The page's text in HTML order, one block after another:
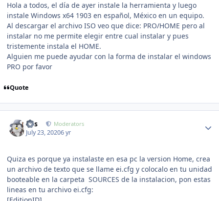
Hola a todos, el día de ayer instale la herramienta y luego
instale Windows x64 1903 en español, México en un equipo.
Al descargar el archivo ISO veo que dice: PRO/HOME pero al
instalar no me permite elegir entre cual instalar y pues
tristemente instala el HOME.
Alguien me puede ayudar con la forma de instalar el windows
PRO por favor
Quote
luis Moderators
July 23, 20206 yr
Quiza es porque ya instalaste en esa pc la version Home, crea
un archivo de texto que se llame ei.cfg y colocalo en tu unidad
booteable en la carpeta SOURCES de la instalacion, pon estas
lineas en tu archivo ei.cfg: